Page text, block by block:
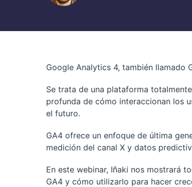
Google Analytics 4, también llamado
Se trata de una plataforma
profunda de cómo interaccionan los
el futuro.
GA4 ofrece un enfoque de última
medición del canal X y datos
En este webinar, Iñaki nos mostrará
GA4 y cómo utilizarlo para hacer